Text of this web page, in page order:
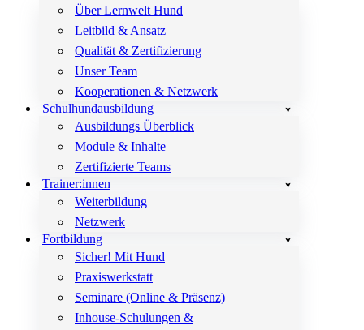
Über Lernwelt Hund
Leitbild & Ansatz
Qualität & Zertifizierung
Unser Team
Kooperationen & Netzwerk
Schulhundausbildung
Ausbildungs Überblick
Module & Inhalte
Zertifizierte Teams
Trainer:innen
Weiterbildung
Netzwerk
Fortbildung
Sicher! Mit Hund
Praxiswerkstatt
Seminare (Online & Präsenz)
Inhouse-Schulungen &